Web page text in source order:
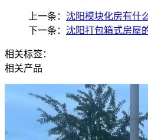
上一条： 沈阳模块化房有什
下一条： 沈阳打包箱式房屋
相关标签：
相关产品